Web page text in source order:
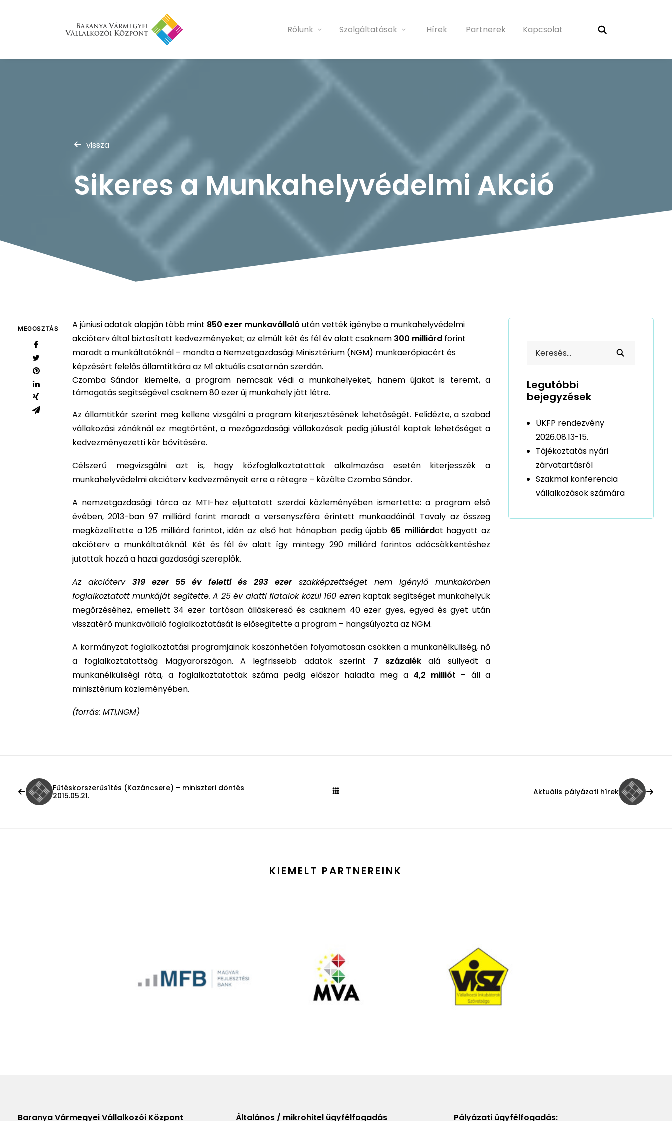
Rólunk Szolgáltatások Hírek Partnerek Kapcsolat
vissza
Sikeres a Munkahelyvédelmi Akció
MEGOSZTÁS A júniusi adatok alapján több mint 850 ezer munkavállaló után vették igénybe a munkahelyvédelmi
akcióterv által biztosított kedvezményeket; az elmúlt két és fél év alatt csaknem 300 milliárd forint
maradt a munkáltatóknál – mondta a Nemzetgazdasági Minisztérium (NGM) munkaerőpiacért és
képzésért felelős államtitkára az M1 aktuális csatornán szerdán.
Czomba Sándor kiemelte, a program nemcsak védi a munkahelyeket, hanem újakat is teremt, a
támogatás segítségével csaknem 80 ezer új munkahely jött létre.
Az államtitkár szerint meg kellene vizsgálni a program kiterjesztésének lehetőségét. Felidézte, a szabad
vállakozási zónáknál ez megtörtént, a mezőgazdasági vállakozások pedig júliustól kaptak lehetőséget a
kedvezményezetti kör bővítésére.
Célszerű megvizsgálni azt is, hogy közfoglalkoztatottak alkalmazása esetén kiterjesszék a
munkahelyvédelmi akcióterv kedvezményeit erre a rétegre – közölte Czomba Sándor.
A nemzetgazdasági tárca az MTI-hez eljuttatott szerdai közleményében ismertette: a program első
évében, 2013-ban 97 milliárd forint maradt a versenyszféra érintett munkaadóinál. Tavaly az összeg
megközelítette a 125 milliárd forintot, idén az első hat hónapban pedig újabb 65 milliárdot hagyott az
akcióterv a munkáltatóknál. Két és fél év alatt így mintegy 290 milliárd forintos adócsökkentéshez
jutottak hozzá a hazai gazdasági szereplők.
Az akcióterv 319 ezer 55 év feletti és 293 ezerszakképzettséget nem igénylő munkakörben
foglalkoztatott munkáját segítette. A 25 év alatti fiatalok közül 160 ezrenkaptak segítséget munkahelyük
megőrzéséhez, emellett 34 ezer tartósan álláskereső és csaknem 40 ezer gyes, egyed és gyet után
visszatérő munkavállaló foglalkoztatását is elősegítette a program – hangsúlyozta az NGM.
A kormányzat foglalkoztatási programjainak köszönhetően folyamatosan csökken a munkanélküliség, nő
a foglalkoztatottság Magyarországon. A legfrissebb adatok szerint 7 százalékalá süllyedt a
munkanélküliségi ráta, a foglalkoztatottak száma pedig először haladta meg a 4,2 milliót – áll a
minisztérium közleményében.
(forrás: MTI,NGM)
Legutóbbi
bejegyzések
ÜKFP rendezvény
2026.08.13-15.
Tájékoztatás nyári
zárvatartásról
Szakmai konferencia
vállalkozások számára
Fűtéskorszerűsítés (Kazáncsere) – miniszteri döntés
2015.05.21.
Aktuális pályázati hírek
KIEMELT PARTNEREINK
Baranya Vármegyei Vállalkozói Központ Általános / mikrohitel ügyfélfogadás Pályázati ügyfélfogadás: